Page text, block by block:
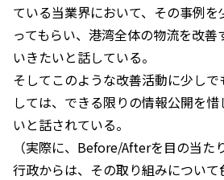
ている当業界において、その事例
ってもらい、港湾全体の物流を改善
いきたいと話している。
そしてこのような改善活動に少し
しては、できる限りの情報公開を
いと話されている。
（実際に、Before/Afterを目の当た
行政からは、その取り組みについ